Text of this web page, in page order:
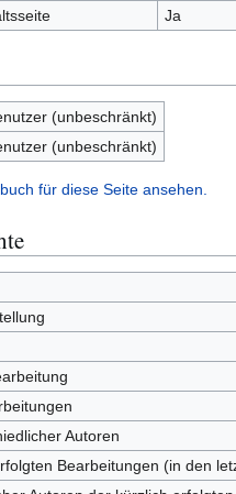
Ja
(unbeschränkt)
(unbeschränkt)
für diese Seite ansehen.
Autoren
Bearbeitungen (in den